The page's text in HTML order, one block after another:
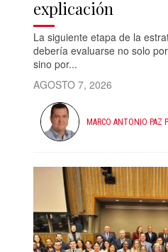
explicación
La siguiente etapa de la
debería evaluarse no solo
sino por...
AGOSTO 7, 2026
MARCO ANTONIO PAZ